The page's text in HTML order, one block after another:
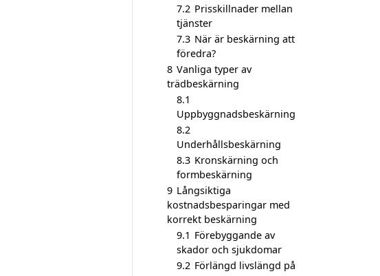
7.2 Prisskillnader mellan
tjänster
7.3 När är beskärning att
föredra?
8 Vanliga typer av
trädbeskärning
8.1
Uppbyggnadsbeskärning
8.2
Underhållsbeskärning
8.3 Kronskärning och
formbeskärning
9 Långsiktiga
kostnadsbesparingar med
korrekt beskärning
9.1 Förebyggande av
skador och sjukdomar
9.2 Förlängd livslängd på